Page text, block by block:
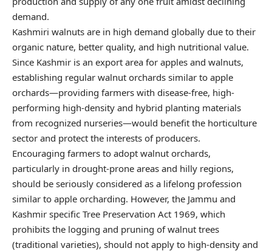
demand.
Kashmiri walnuts are in high demand globally due to their
organic nature, better quality, and high nutritional value.
Since Kashmir is an export area for apples and walnuts,
establishing regular walnut orchards similar to apple
orchards—providing farmers with disease-free, high-
performing high-density and hybrid planting materials
from recognized nurseries—would benefit the horticulture
sector and protect the interests of producers.
Encouraging farmers to adopt walnut orchards,
particularly in drought-prone areas and hilly regions,
should be seriously considered as a lifelong profession
similar to apple orcharding. However, the Jammu and
Kashmir specific Tree Preservation Act 1969, which
prohibits the logging and pruning of walnut trees
(traditional varieties), should not apply to high-density and